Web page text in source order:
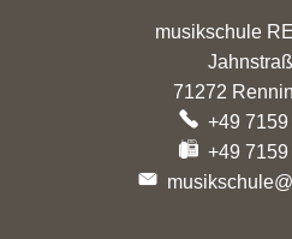
musikschule
71272
+49
+49